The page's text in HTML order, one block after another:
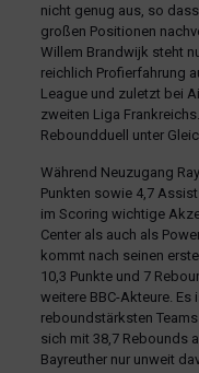
nicht genug aus, so
großen Positionen
Willem Brandwijk steht
reichlich Profierfahrung
League und zuletzt bei
zweiten Liga Frankreichs.
Reboundduell unter
Während Neuzugang
Punkten sowie 4,7
im Scoring wichtige
Center als auch als
kommt nach seinen
10,3 Punkte und 7
weitere BBC-Akteure.
reboundstärksten
sich mit 38,7 Rebounds
Bayreuther nur unweit